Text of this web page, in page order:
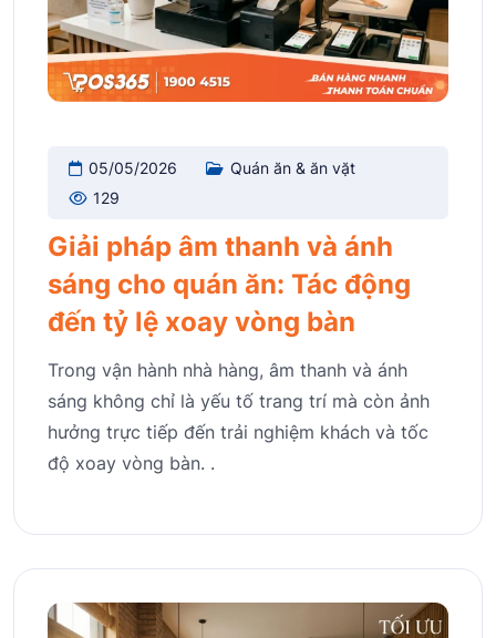
05/05/2026
Quán ăn & ăn vặt
129
Giải pháp âm thanh và ánh
sáng cho quán ăn: Tác động
đến tỷ lệ xoay vòng bàn
Trong vận hành nhà hàng, âm thanh và ánh
sáng không chỉ là yếu tố trang trí mà còn ảnh
hưởng trực tiếp đến trải nghiệm khách và tốc
độ xoay vòng bàn. .